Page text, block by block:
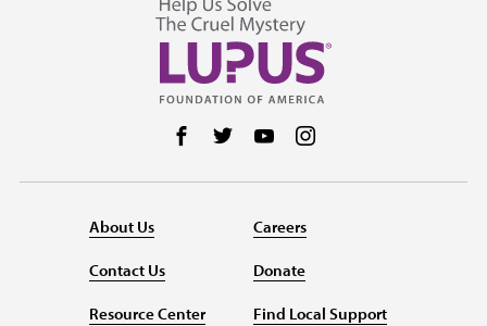
Follow us on Facebook
Follow us on Twitter
Follow us on YouTube
About Us
Contact Us
Resource Center
Careers
Donate
Find Local Support